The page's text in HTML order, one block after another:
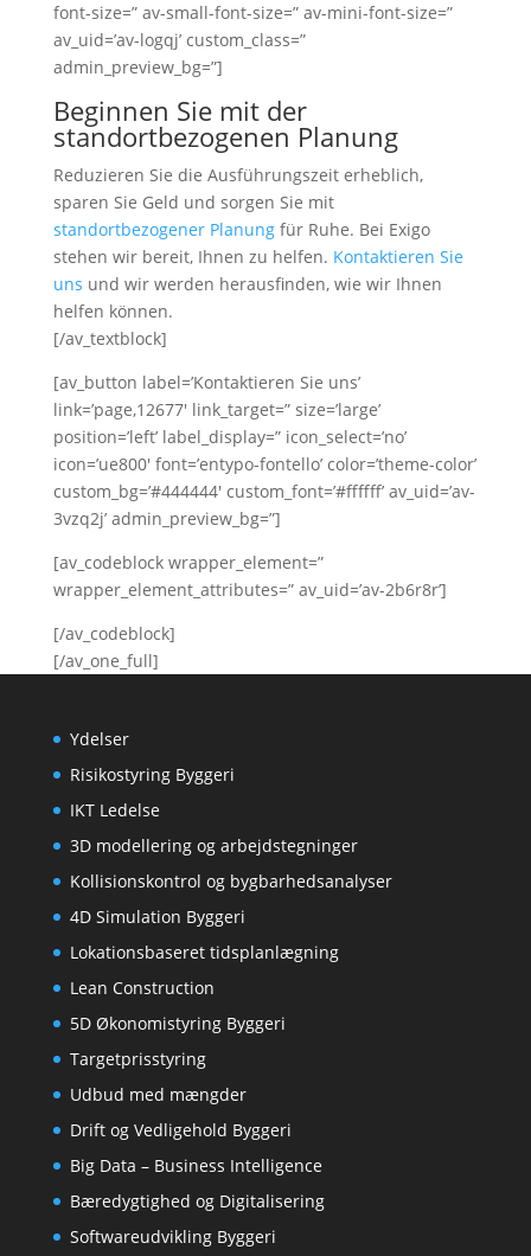
font-size=” av-small-font-size=” av-mini-font-size=”
av_uid=’av-logqj’ custom_class=”
admin_preview_bg=”]
Beginnen Sie mit der
standortbezogenen Planung
Reduzieren Sie die Ausführungszeit erheblich,
sparen Sie Geld und sorgen Sie mit
standortbezogener Planungfür Ruhe. Bei Exigo
stehen wir bereit, Ihnen zu helfen. Kontaktieren Sie
uns und wir werden herausfinden, wie wir Ihnen
helfen können.
[/av_textblock]
[av_button label=’Kontaktieren Sie uns’
link=’page,12677′ link_target=” size=’large’
position=’left’ label_display=” icon_select=’no’
icon=’ue800′ font=’entypo-fontello’ color=’theme-color’
custom_bg=’#444444′ custom_font=’#ffffff’ av_uid=’av-
3vzq2j’ admin_preview_bg=”]
[av_codeblock wrapper_element=”
wrapper_element_attributes=” av_uid=’av-2b6r8r’]
[/av_codeblock]
[/av_one_full]
Ydelser
Risikostyring Byggeri
IKT Ledelse
3D modellering og arbejdstegninger
Kollisionskontrol og bygbarhedsanalyser
4D Simulation Byggeri
Lokationsbaseret tidsplanlægning
Lean Construction
5D Økonomistyring Byggeri
Targetprisstyring
Udbud med mængder
Drift og Vedligehold Byggeri
Big Data – Business Intelligence
Bæredygtighed og Digitalisering
Softwareudvikling Byggeri